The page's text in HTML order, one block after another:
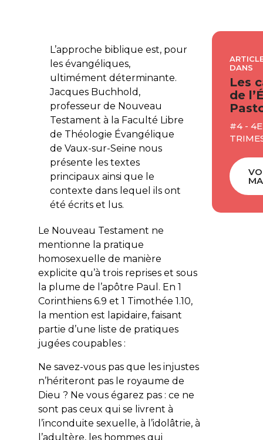
L’approche biblique est, pour
les évangéliques,
ultimément déterminante.
Jacques Buchhold,
professeur de Nouveau
Testament à la Faculté Libre
de Théologie Évangélique
de Vaux-sur-Seine nous
présente les textes
principaux ainsi que le
contexte dans lequel ils ont
été écrits et lus.
Le Nouveau Testament ne
mentionne la pratique
homosexuelle de manière
explicite qu’à trois reprises et sous
la plume de l’apôtre Paul. En 1
Corinthiens 6.9 et 1 Timothée 1.10,
la mention est lapidaire, faisant
partie d’une liste de pratiques
jugées coupables :
Ne savez-vous pas que les injustes
n’hériteront pas le royaume de
Dieu ? Ne vous égarez pas : ce ne
sont pas ceux qui se livrent à
l’inconduite sexuelle, à l’idolâtrie, à
l’adultère, les hommes qui
DANS
Les
de
#4 - 4E